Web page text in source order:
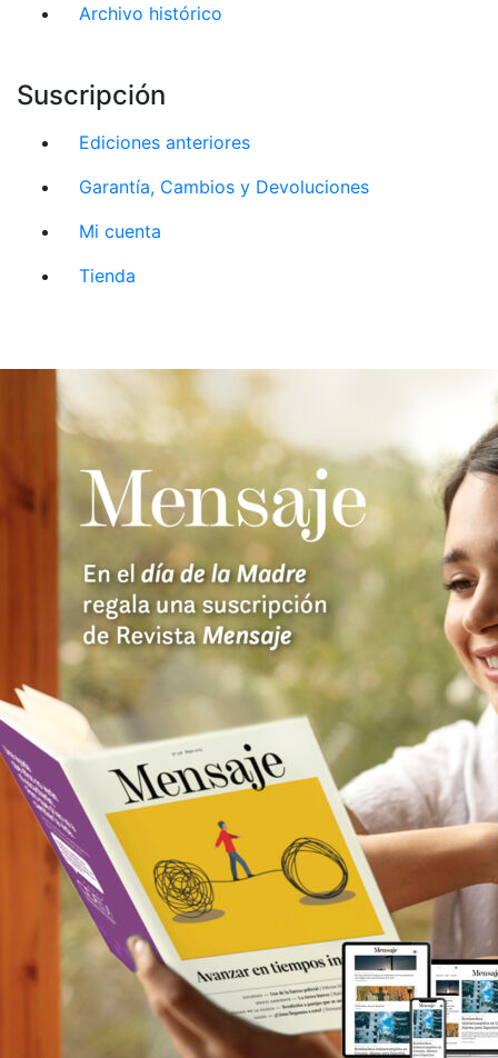
Archivo histórico
Suscripción
Ediciones anteriores
Garantía, Cambios y Devoluciones
Mi cuenta
Tienda